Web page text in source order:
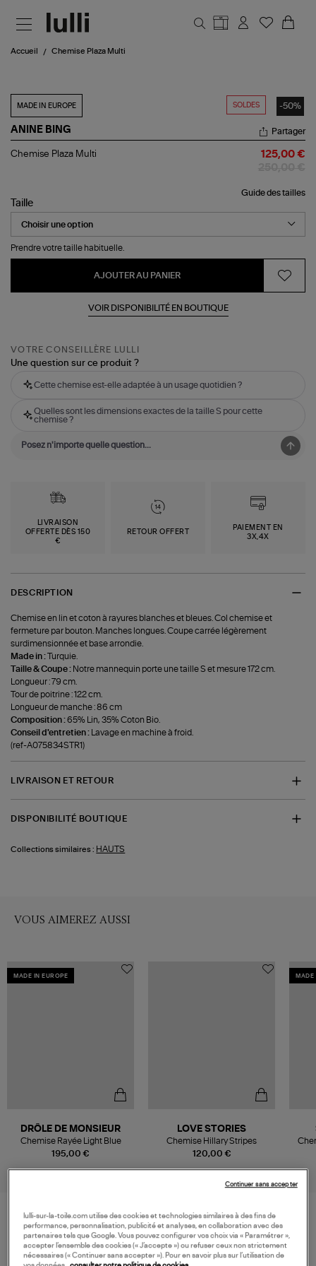
Accueil Chemise Plaza Multi
SOLDES -50%
MADE IN EUROPE
ANINE BING
Chemise
Partager
Chemise Plaza Multi 125,00 €
Guide des tailles
Taille
Prendre votre taille habituelle.
AJOUTER AU PANIER
VOIR DISPONIBILITÉ EN BOUTIQUE
VOTRE CONSEILLÈRE LULLI
Une question sur ce produit ?
Cette chemise est-elle adaptée à un usage quotidien ?
Quelles sont les dimensions exactes de la taille S pour cette
chemise ?
LIVRAISON
OFFERTE DÈS 150
€
RETOUR OFFERT
PAIEMENT EN
3X,4X
DESCRIPTION
Chemise en lin et coton à rayures blanches et bleues. Col chemise et
fermeture par bouton. Manches longues. Coupe carrée légèrement
surdimensionnée et base arrondie.
Made in :
Turquie.
Taille & Coupe : Notre mannequin porte une taille S et mesure 172 cm.
Longueur : 79 cm.
Tour de poitrine : 122 cm.
Longueur de manche : 86 cm
Composition :65% Lin, 35% Coton Bio.
Conseil d'entretien : Lavage en machine à froid.
(ref-A075834STR1)
LIVRAISON ET RETOUR
DISPONIBILITÉ BOUTIQUE
Collections similaires : HAUTS
VOUS AIMEREZ AUSSI
MADE IN EUROPE
195,00 €
DRÔLE DE MONSIEUR
Chemise Rayée Light Blue
120,00 €
LOVE STORIES
Chemise Hillary Stripes
MADE
VOS DERNIERS PRODUITS VUS
lulli-sur-la-toile.com utilise des cookies et technologies similaires à des fins de
performance, personnalisation, publicité et analyses, en collaboration avec des
partenaires tels que Google. Vous pouvez configurer vos choix via « Paramétrer »,
accepter l’ensemble des cookies (« J’accepte ») ou refuser ceux non strictement
nécessaires (« Continuer sans accepter »). Pour en savoir plus sur l’utilisation de
Continuer sans accepter